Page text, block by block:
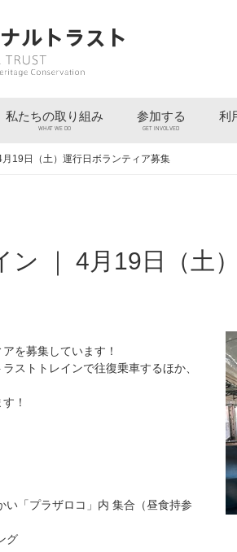
私たちの取り組み
WHAT WE DO
参加する
GET INVOLVED
利
19日（土）運行日ボランティア募集
ン ｜ 4月19日（土
を募集しています！
ストトレインで往復乗車するほか、
！
「プラザロコ」内 集合（昼食持参
グ